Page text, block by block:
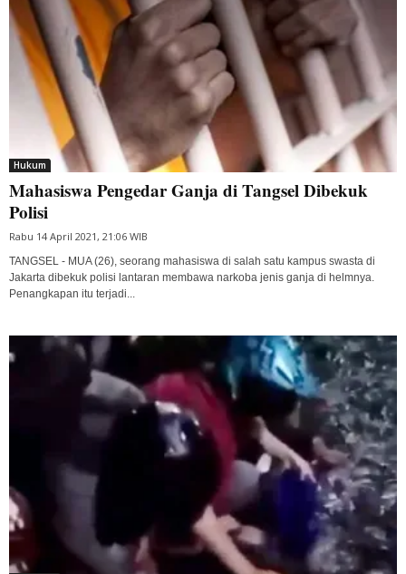
Hukum
Mahasiswa Pengedar Ganja di Tangsel Dibekuk
Polisi
Rabu 14 April 2021, 21:06 WIB
TANGSEL - MUA (26), seorang mahasiswa di salah satu kampus swasta di
Jakarta dibekuk polisi lantaran membawa narkoba jenis ganja di helmnya.
Penangkapan itu terjadi...